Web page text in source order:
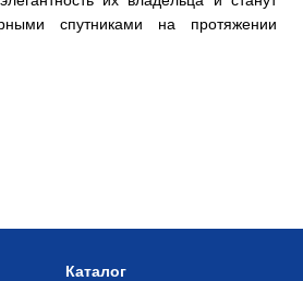
спутниками на протяжении
Каталог